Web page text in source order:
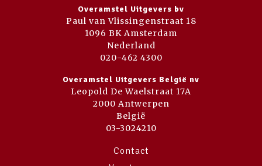
Overamstel Uitgevers bv
Paul van Vlissingenstraat 18
1096 BK Amsterdam
Nederland
020-462 4300
Overamstel Uitgevers België nv
Leopold De Waelstraat 17A
2000 Antwerpen
België
03-3024210
Contact